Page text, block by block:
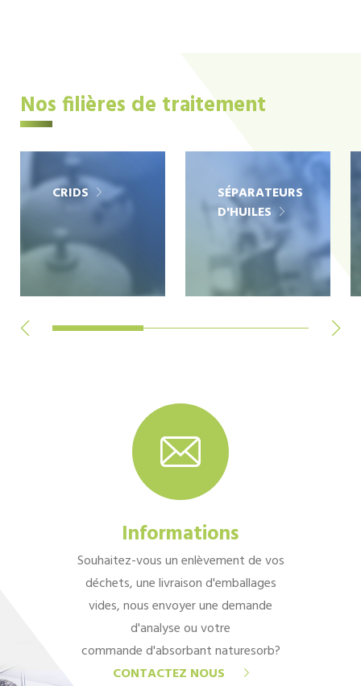
Nos filières de traitement
CRIDS
SÉPARATEURS
D'HUILES
Informations
Souhaitez-vous un enlèvement de vos
déchets, une livraison d'emballages
vides, nous envoyer une demande
d'analyse ou votre
commande d'absorbant naturesorb?
CONTACTEZ NOUS